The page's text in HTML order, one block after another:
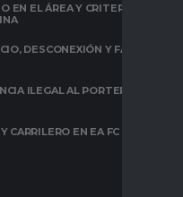
EN EL ÁREA Y CRITERIO DE
DESCONEXIÓN Y FALTA DE
ILEGAL AL PORTERO EN
EN EA FC 26: